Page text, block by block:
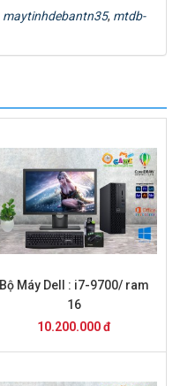
maytinhdebantn35, mtdb-
Bộ Máy Dell : i7-9700/ ram
16
10.200.000 đ